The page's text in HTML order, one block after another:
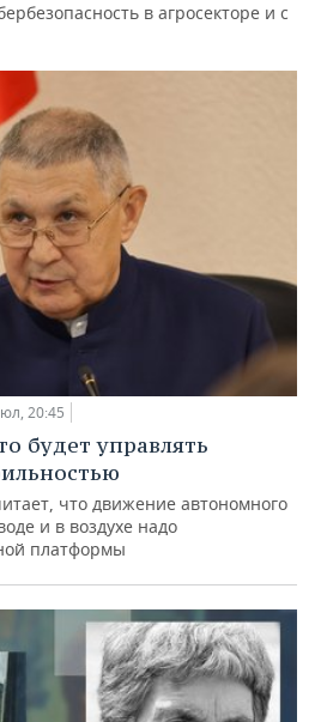
в агросекторе и с
20:45
будет управлять
что движение автономного
и в воздухе надо
платформы